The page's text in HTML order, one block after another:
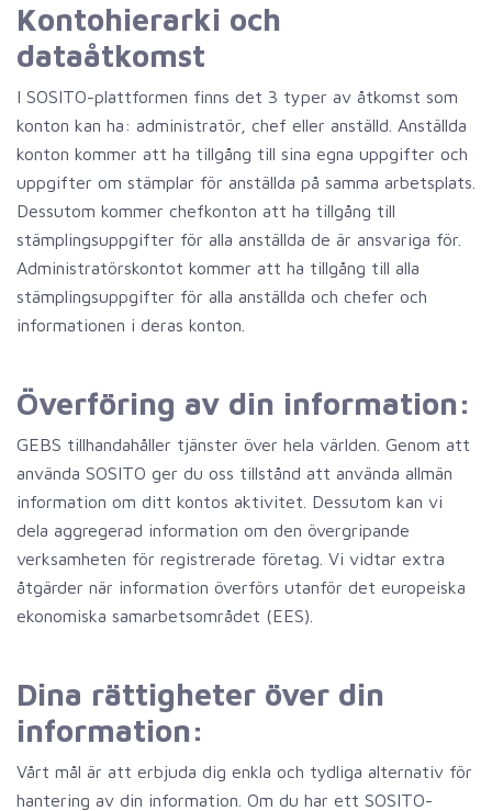
Kontohierarki och
dataåtkomst
I SOSITO-plattformen finns det 3 typer av åtkomst som
konton kan ha: administratör, chef eller anställd. Anställda
konton kommer att ha tillgång till sina egna uppgifter och
uppgifter om stämplar för anställda på samma arbetsplats.
Dessutom kommer chefkonton att ha tillgång till
stämplingsuppgifter för alla anställda de är ansvariga för.
Administratörskontot kommer att ha tillgång till alla
stämplingsuppgifter för alla anställda och chefer och
informationen i deras konton.
Överföring av din information:
GEBS tillhandahåller tjänster över hela världen. Genom att
använda SOSITO ger du oss tillstånd att använda allmän
information om ditt kontos aktivitet. Dessutom kan vi
dela aggregerad information om den övergripande
verksamheten för registrerade företag. Vi vidtar extra
åtgärder när information överförs utanför det europeiska
ekonomiska samarbetsområdet (EES).
Dina rättigheter över din
information:
Vårt mål är att erbjuda dig enkla och tydliga alternativ för
hantering av din information. Om du har ett SOSITO-